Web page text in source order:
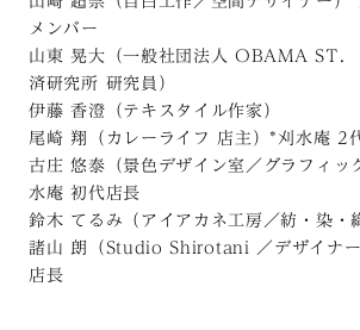
メンバー
山東 晃大（一般社団法人 OBAMA ST.
済研究所 研究員）
伊藤 香澄（テキスタイル作家）
尾崎 翔（カレーライフ 店主）*刈水庵 2
古庄 悠泰（景色デザイン室／グラフィッ
水庵 初代店長
鈴木 てるみ（アイアカネ工房／紡・染・
諸山 朗（Studio Shirotani ／デザイナ
店長